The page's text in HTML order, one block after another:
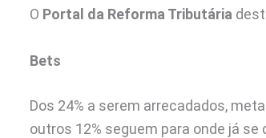
O Portal da Reforma Tributária
Bets
Dos 24% a serem arrecadados,
outros 12% seguem para onde já